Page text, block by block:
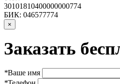
30101810400000000774
БИК: 046577774
×
Заказать
*Ваше имя